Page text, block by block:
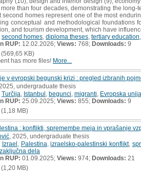
than four decades, demonstrating the
second homes represent one of the most
conceptual and methodological foundations
and tourism development, which have
second homes diploma theses tertiary education
RUP: 12.02.2026; Views: 768; Downloads: 9
(569,65 KB)
has more files! More...
v evropski begunski krizi : pregled izbranih
, 2025, undergraduate thesis
Turčija Istanbul begunci migranti Evropska unija
RUP: 25.09.2025; Views: 855; Downloads: 9
(1,18 MB)
: konflikti, spremembe meja in vprašanje
, 2025, undergraduate thesis
Izrael Palestina ,izraelsko-palestinski konflikt,
zaključna dela
RUP: 01.09.2025; Views: 974; Downloads: 21
(1,20 MB)